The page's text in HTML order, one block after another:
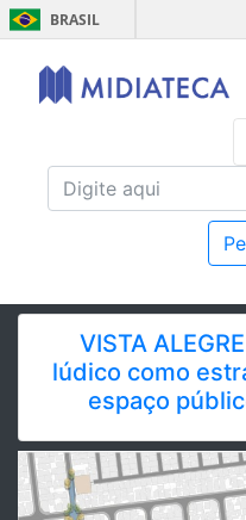
BRASIL
VISTA
lúdico como
espaço